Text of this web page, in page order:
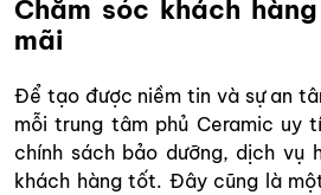
Chăm sóc khách
mãi
Để tạo được niềm tin và sự an
mỗi trung tâm phủ Ceramic uy
chính sách bảo dưỡng, dịch vụ
khách hàng tốt. Đây cũng là